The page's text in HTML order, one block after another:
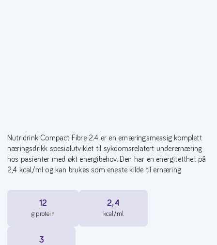
Nutridrink Compact Fibre 2.4 er en ernæringsmessig komplett
næringsdrikk spesialutviklet til sykdomsrelatert underernæring
hos pasienter med økt energibehov. Den har en energitetthet på
2,4 kcal/ml og kan brukes som eneste kilde til ernæring
12
g protein
2,4
kcal/ml
3